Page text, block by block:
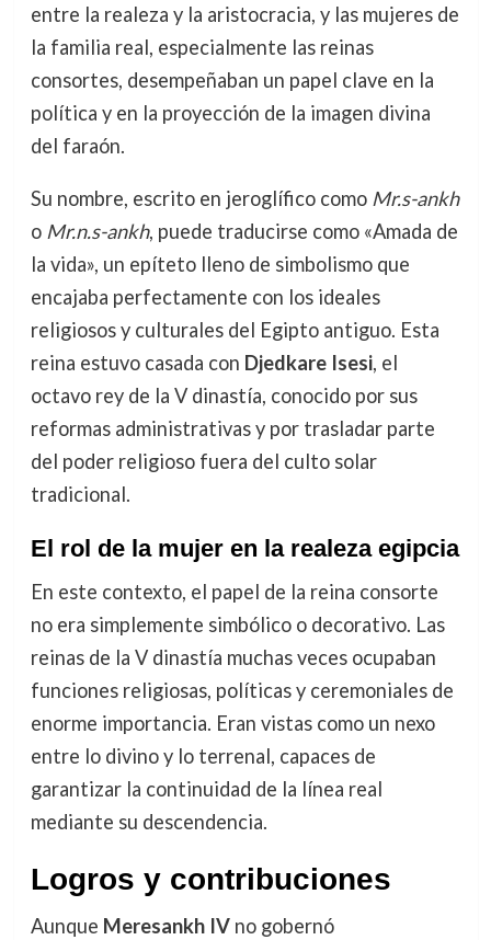
entre la realeza y la aristocracia, y las mujeres de
la familia real, especialmente las reinas
consortes, desempeñaban un papel clave en la
política y en la proyección de la imagen divina
del faraón.
Su nombre, escrito en jeroglífico como Mr.s-ankh
o Mr.n.s-ankh, puede traducirse como «Amada de
la vida», un epíteto lleno de simbolismo que
encajaba perfectamente con los ideales
religiosos y culturales del Egipto antiguo. Esta
reina estuvo casada con Djedkare Isesi, el
octavo rey de la V dinastía, conocido por sus
reformas administrativas y por trasladar parte
del poder religioso fuera del culto solar
tradicional.
El rol de la mujer en la realeza egipcia
En este contexto, el papel de la reina consorte
no era simplemente simbólico o decorativo. Las
reinas de la V dinastía muchas veces ocupaban
funciones religiosas, políticas y ceremoniales de
enorme importancia. Eran vistas como un nexo
entre lo divino y lo terrenal, capaces de
garantizar la continuidad de la línea real
mediante su descendencia.
Logros y contribuciones
Aunque Meresankh IVno gobernó